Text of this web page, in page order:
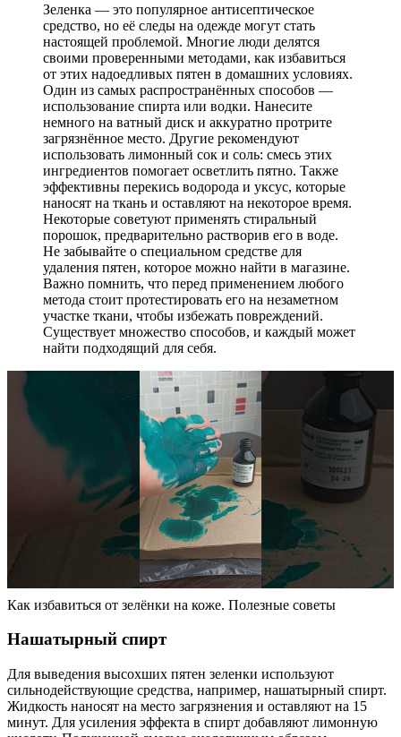
Зеленка — это популярное антисептическое
средство, но её следы на одежде могут стать
настоящей проблемой. Многие люди делятся
своими проверенными методами, как избавиться
от этих надоедливых пятен в домашних условиях.
Один из самых распространённых способов —
использование спирта или водки. Нанесите
немного на ватный диск и аккуратно протрите
загрязнённое место. Другие рекомендуют
использовать лимонный сок и соль: смесь этих
ингредиентов помогает осветлить пятно. Также
эффективны перекись водорода и уксус, которые
наносят на ткань и оставляют на некоторое время.
Некоторые советуют применять стиральный
порошок, предварительно растворив его в воде.
Не забывайте о специальном средстве для
удаления пятен, которое можно найти в магазине.
Важно помнить, что перед применением любого
метода стоит протестировать его на незаметном
участке ткани, чтобы избежать повреждений.
Существует множество способов, и каждый может
найти подходящий для себя.
Как избавиться от зелёнки на коже. Полезные советы
Нашатырный спирт
Для выведения высохших пятен зеленки используют
сильнодействующие средства, например, нашатырный спирт.
Жидкость наносят на место загрязнения и оставляют на 15
минут. Для усиления эффекта в спирт добавляют лимонную